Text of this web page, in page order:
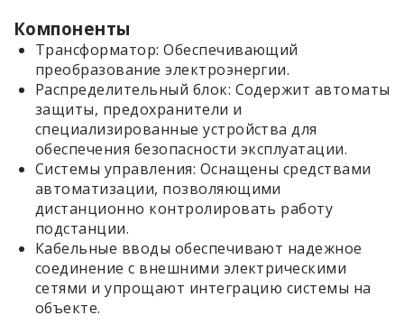
Компоненты
Трансформатор: Обеспечивающий
преобразование электроэнергии.
Распределительный блок: Содержит автоматы
защиты, предохранители и
специализированные устройства для
обеспечения безопасности эксплуатации.
Системы управления: Оснащены средствами
автоматизации, позволяющими
дистанционно контролировать работу
подстанции.
Кабельные вводы обеспечивают надежное
соединение с внешними электрическими
сетями и упрощают интеграцию системы на
объекте.